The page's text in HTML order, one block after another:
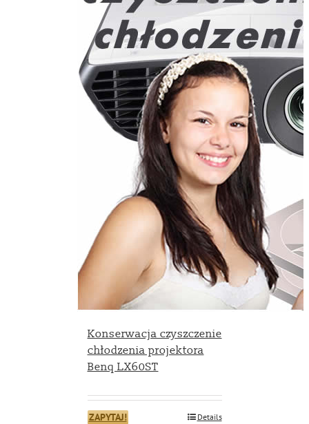
Konserwacja czyszczenie
chłodzenia projektora
Benq LX60ST
ZAPYTAJ! Details